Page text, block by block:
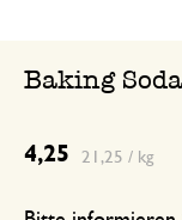
Baking
4,25 21,25 / kg